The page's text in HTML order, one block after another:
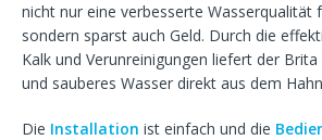
nicht nur eine verbesserte Wasserqualität
sondern sparst auch Geld. Durch die
Kalk und Verunreinigungen liefert der
und sauberes Wasser direkt aus dem
Die Installation ist einfach und die